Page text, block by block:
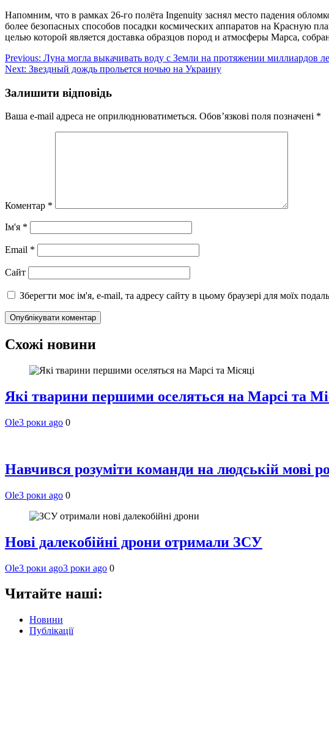
Напомним, что в рамках 26-го полёта Ingenuity заснял место падения
более безопасных способов посадки космических аппаратов на Красную
целью которой является доставка образцов пород и атмосферы Марса,
Навігація
записів
Previous: Луна могла выкачивать воду с Земли на протяжении миллиардов
Next: Звездный дождь прольется ночью на Украину
Залишити відповідь
Ваша e-mail адреса не оприлюднюватиметься. Обов’язкові поля позначені *
Коментар *
Ім'я *
Email *
Сайт
Зберегти моє ім'я, e-mail, та адресу сайту в цьому браузері для моїх
Схожі новини
Які тварини першими оселяться на Марсі та
Ole3 роки ago 0
Навчився розуміти команди на людській мові
Ole3 роки ago 0
Нові далекобійні дрони отримали ЗСУ
Ole3 роки ago3 роки ago 0
Читайте наші:
Новини
Публікації